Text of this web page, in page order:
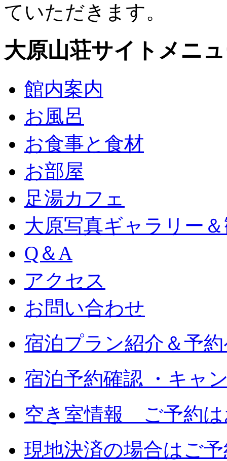
ていただきます。
大原山荘サイトメニ
館内案内
お風呂
お食事と食材
お部屋
足湯カフェ
大原写真ギャラリー
Q＆A
アクセス
お問い合わせ
宿泊プラン紹介＆予
宿泊予約確認 ・キャ
空き室情報 ご予約は
現地決済の場合はご